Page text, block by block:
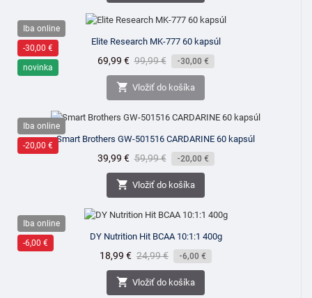
Iba online
-30,00 €
novinka
Elite Research MK-777 60 kapsúl
Cena
69,99 € Bežná
cena
99,99 € -30,00 €
 Vložiť do košíka
Iba online
-20,00 €
Smart Brothers GW-501516 CARDARINE 60 kapsúl
Cena
39,99 € Bežná
cena
59,99 € -20,00 €
 Vložiť do košíka
Iba online
-6,00 €
DY Nutrition Hit BCAA 10:1:1 400g
Cena
18,99 € Bežná
cena
24,99 € -6,00 €
 Vložiť do košíka